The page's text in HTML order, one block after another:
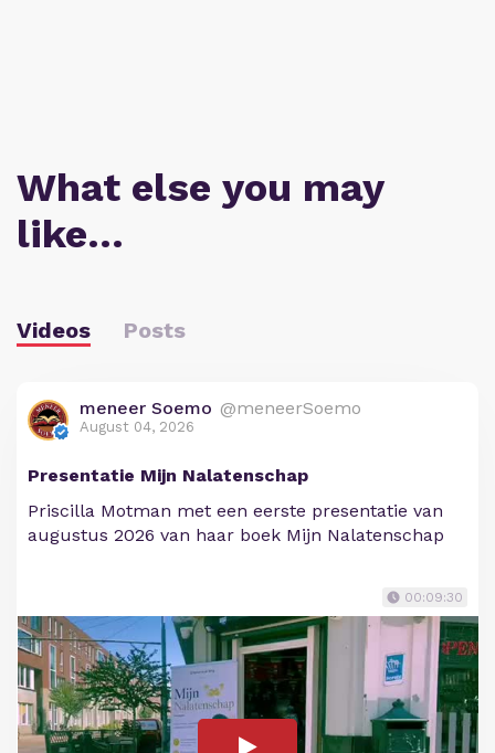
What else you may
like…
Videos Posts
meneer Soemo @meneerSoemo
August 04, 2026
Presentatie Mijn Nalatenschap
Priscilla Motman met een eerste presentatie van
augustus 2026 van haar boek Mijn Nalatenschap
00:09:30